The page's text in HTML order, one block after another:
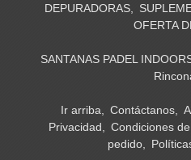
DEPURADORAS
OFERTA
SANTANAS PADEL
Ir arriba Contáctanos
Privacidad
Condiciones
pedido